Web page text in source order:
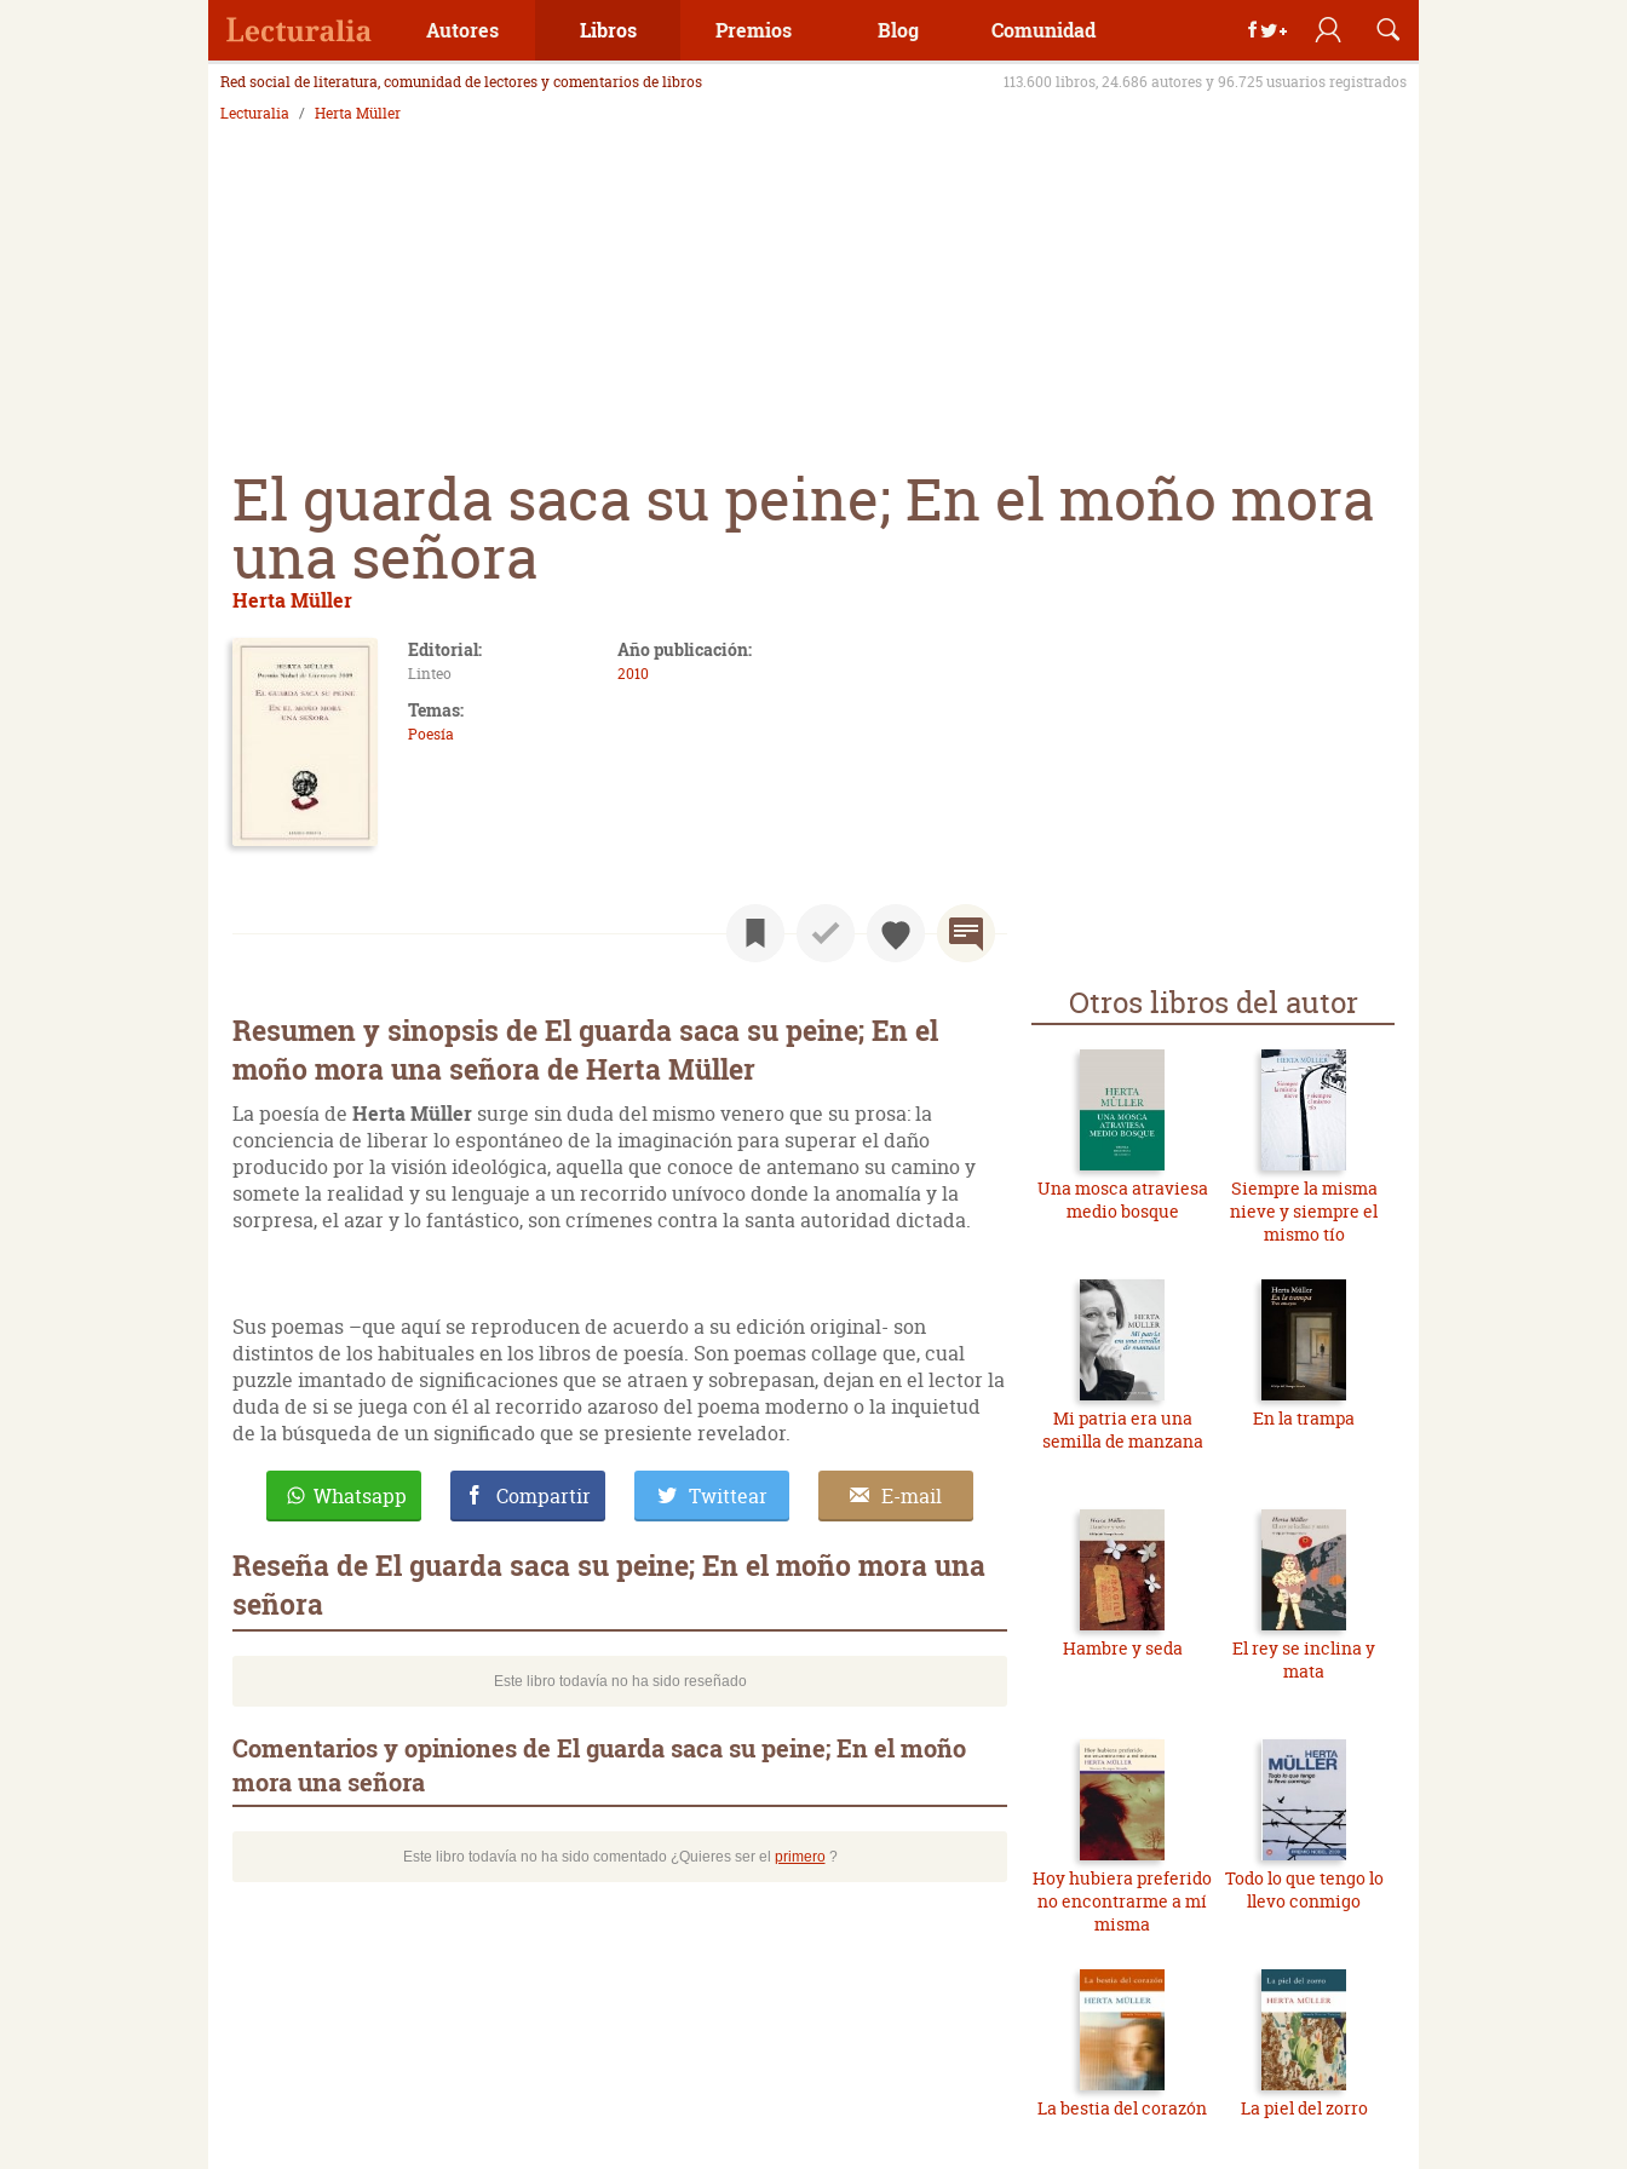
Autores Libros Premios Blog Comunidad
Red social de literatura, comunidad de lectores y comentarios de libros
113.600 libros, 24.686 autores y 96.725 usuarios registrados
Lecturalia
Herta Müller
El guarda saca su peine; En el moño mora
una señora
Herta Müller
Editorial:
Linteo
Año publicación:
2010
Temas:
Poesía
Resumen y sinopsis de El guarda saca su peine; En el
moño mora una señora de Herta Müller
La poesía de Herta Müller surge sin duda del mismo venero que su prosa: la
conciencia de liberar lo espontáneo de la imaginación para superar el daño
producido por la visión ideológica, aquella que conoce de antemano su camino y
somete la realidad y su lenguaje a un recorrido unívoco donde la anomalía y la
sorpresa, el azar y lo fantástico, son crímenes contra la santa autoridad dictada.
Sus poemas –que aquí se reproducen de acuerdo a su edición original- son
distintos de los habituales en los libros de poesía. Son poemas collage que, cual
puzzle imantado de significaciones que se atraen y sobrepasan, dejan en el lector la
duda de si se juega con él al recorrido azaroso del poema moderno o la inquietud
de la búsqueda de un significado que se presiente revelador.
Whatsapp Compartir Twittear E-mail
Reseña de El guarda saca su peine; En el moño mora una
señora
Este libro todavía no ha sido reseñado
Comentarios y opiniones de El guarda saca su peine; En el moño
mora una señora
Este libro todavía no ha sido comentado ¿Quieres ser el primero?
Otros libros del autor
Una mosca atraviesa
medio bosque
Siempre la misma
nieve y siempre el
mismo tío
Mi patria era una
semilla de manzana
En la trampa
Hambre y seda
El rey se inclina y
mata
Hoy hubiera preferido
no encontrarme a mí
misma
Todo lo que tengo lo
llevo conmigo
La bestia del corazón La piel del zorro